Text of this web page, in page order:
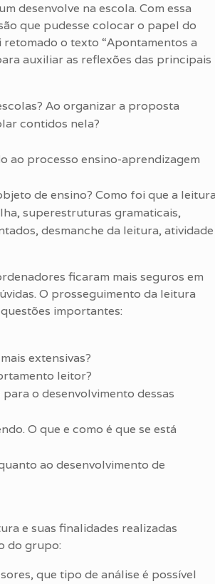
desenvolve na escola. Com essa
que pudesse colocar o papel do
o texto “Apontamentos a
auxiliar as reflexões das principais
Ao organizar a proposta
contidos nela?
ao processo ensino-aprendizagem
de ensino? Como foi que a
superestruturas gramaticais,
desmanche da leitura, atividade
ficaram mais seguros em
O prosseguimento da leitura
importantes:
extensivas?
leitor?
o desenvolvimento dessas
O que e como é que se está
ao desenvolvimento de
e suas finalidades realizadas
do grupo:
que tipo de análise é possível